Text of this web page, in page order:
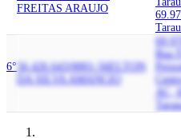
FREITAS ARAUJO
6° 56.426.643/0001-56ELTON
DA SILVA AMANCIO
Rua
AC,